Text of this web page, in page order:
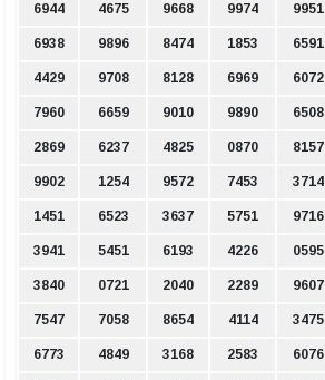
6944 4675 9668 9974 9951
6938 9896 8474 1853 6591
4429 9708 8128 6969 6072
7960 6659 9010 9890 6508
2869 6237 4825 0870 8157
9902 1254 9572 7453 3714
1451 6523 3637 5751 9716
3941 5451 6193 4226 0595
3840 0721 2040 2289 9607
7547 7058 8654 4114 3475
6773 4849 3168 2583 6076